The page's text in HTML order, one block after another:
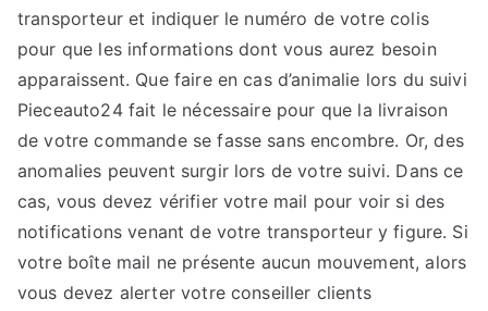
transporteur et indiquer le numéro de votre colis
pour que les informations dont vous aurez besoin
apparaissent. Que faire en cas d’animalie lors du suivi
Pieceauto24 fait le nécessaire pour que la livraison
de votre commande se fasse sans encombre. Or, des
anomalies peuvent surgir lors de votre suivi. Dans ce
cas, vous devez vérifier votre mail pour voir si des
notifications venant de votre transporteur y figure. Si
votre boîte mail ne présente aucun mouvement, alors
vous devez alerter votre conseiller clients